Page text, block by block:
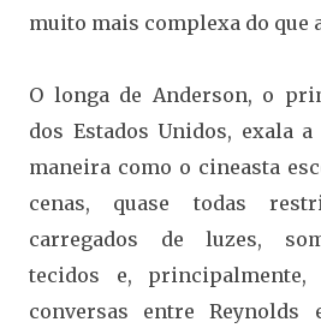
muito mais complexa do que
O longa de Anderson, o
dos Estados Unidos, exala
maneira como o cineasta
cenas, quase todas
carregados de luzes,
tecidos e, principalmente,
conversas entre